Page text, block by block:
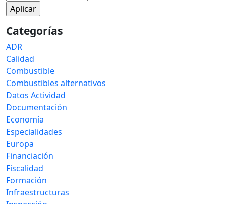
Categorías
ADR
Calidad
Combustible
Combustibles alternativos
Datos Actividad
Documentación
Economía
Especialidades
Europa
Financiación
Fiscalidad
Formación
Infraestructuras